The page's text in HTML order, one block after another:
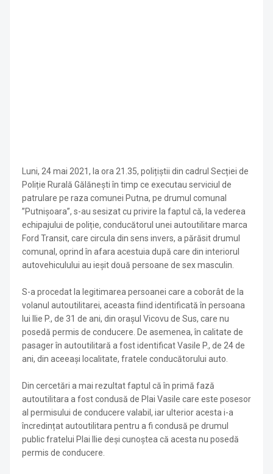
Luni, 24 mai 2021, la ora 21.35, polițiștii din cadrul Secției de
Poliție Rurală Gălănești în timp ce executau serviciul de
patrulare pe raza comunei Putna, pe drumul comunal
”Putnișoara”, s-au sesizat cu privire la faptul că, la vederea
echipajului de poliție, conducătorul unei autoutilitare marca
Ford Transit, care circula din sens invers, a părăsit drumul
comunal, oprind în afara acestuia după care din interiorul
autovehiculului au ieșit două persoane de sex masculin.
S-a procedat la legitimarea persoanei care a coborât de la
volanul autoutilitarei, aceasta fiind identificată în persoana
lui Ilie P., de 31 de ani, din orașul Vicovu de Sus, care nu
posedă permis de conducere. De asemenea, în calitate de
pasager în autoutilitară a fost identificat Vasile P., de 24 de
ani, din aceeași localitate, fratele conducătorului auto.
Din cercetări a mai rezultat faptul că în primă fază
autoutilitara a fost condusă de Plai Vasile care este posesor
al permisului de conducere valabil, iar ulterior acesta i-a
încredințat autoutilitara pentru a fi condusă pe drumul
public fratelui Plai Ilie deși cunoștea că acesta nu posedă
permis de conducere.